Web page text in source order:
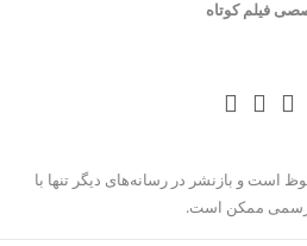
است و بازنشر در رسانه‌های دیگر تنها با
رسمی ممکن است.